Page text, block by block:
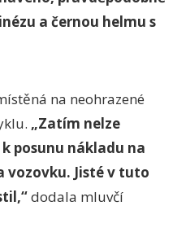
a černou helmu s
na neohrazené
„Zatím nelze
posunu nákladu na
vozovku. Jisté v tuto
dodala mluvčí